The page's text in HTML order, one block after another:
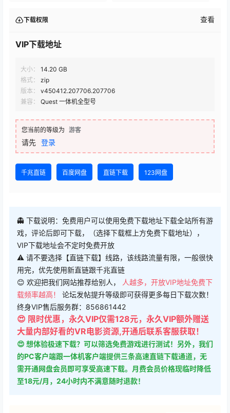
格式：
zip
版本：
v450412.207706.207706
兼容：
Quest 一体机全型号
您当前的等级为 游客
请先 登录
戏，评论后即可下载，（选择下载框上方免费下载地址），
VIP下载地址会不定时免费开放
⚠ 请不要选择【直链下载】线路，该线路流量有限，一般很快
用完，优先使用新直链跟千兆直链
😊 欢迎把我们网站推荐给别人，人越多，开放VIP地址免费下
载频率越高！ 论坛发帖提升等级即可获得更多每日下载次数！
终身VIP售后服务群：856861442
😍 限时优惠，永久VIP仅需128元，永久VIP额外赠送
大量内部好看的VR电影资源,开通后联系客服获取！
😍 想体验极速下载？可以筛选免费游戏进行测试！另外，我们
的PC客户端跟一体机客户端提供三条高速直链下载通道，无
需开通网盘会员即可享受高速下载。月费会员价格现临时降低
至18元/月，24小时内不满意随时退款！